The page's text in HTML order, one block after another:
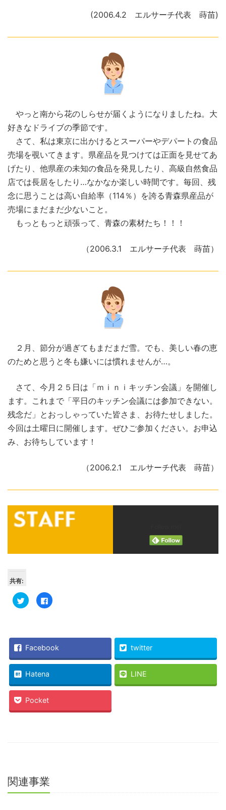
(2006.4.2 エルサーチ代表 蒔苗)
やっと南から花のしらせが届くようになりましたね。大
好きなドライブの季節です。
さて、私は東京に出かけるとスーパーやデパートの食品
売場を覗いてきます。県産品を見つけては正面を見せてあ
げたり、他県産の未知の食品を発見したり、高級自然食品
店では長居をしたり…なかなか楽しい時間です。毎回、残
念に思うことは高い自給率（114％）を誇る青森県産品が
売場にまだまだ少ないこと。
もっともっと頑張って、青森の素材たち！！！
（2006.3.1 エルサーチ代表 蒔苗）
２月、節分が過ぎてもまだまだ雪。でも、美しい春の恵
のためと思うと冬も嫌いには慣れませんが…。
さて、今月２５日は「ｍｉｎｉキッチン会議」を開催し
ます。これまで「平日のキッチン会議には参加できない。
残念だ」とおっしゃっていた皆さま、お待たせしました。
今回は土曜日に開催します。ぜひご参加ください。お申込
み、お待ちしています！
（2006.2.1 エルサーチ代表 蒔苗）
共有:
ク
リ
共
有
(新
し
い
ウ
ィ
ン
ド
ウ
開
Facebook
で
ク
リ
ッ
ク
く
だ
し
す)
Facebook twitter
Hatena LINE
Pocket
関連事業